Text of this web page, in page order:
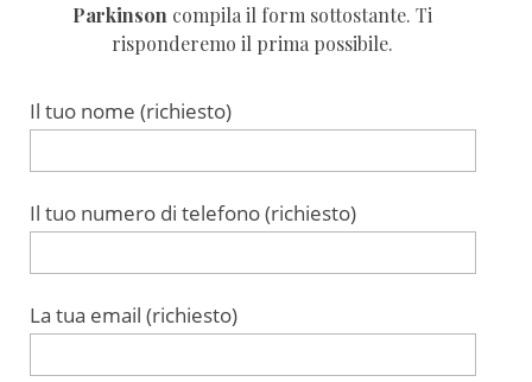
Parkinson compila il form sottostante. Ti
risponderemo il prima possibile.
Il tuo nome (richiesto)
Il tuo numero di telefono (richiesto)
La tua email (richiesto)